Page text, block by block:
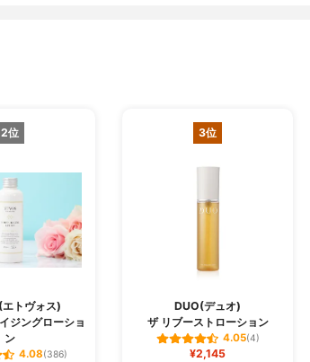
2位
トヴォス)
ジングローショ
ン
4.08(386)
3位
DUO(デュオ)
ザ リブーストローション
4.05(4)
¥2,145